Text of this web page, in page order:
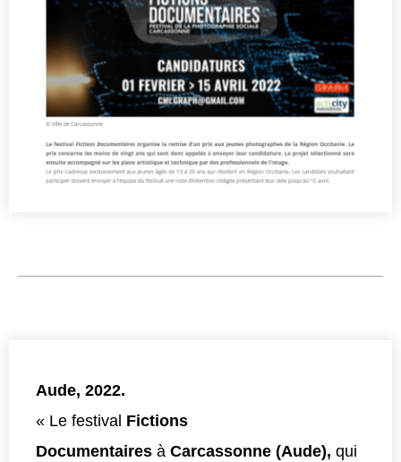
Aude, 2022.
« Le festival Fictions
Documentaires à Carcassonne (Aude), qui